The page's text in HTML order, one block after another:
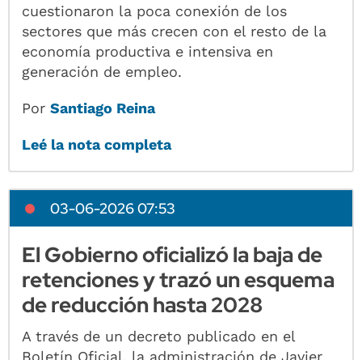
cuestionaron la poca conexión de los
sectores que más crecen con el resto de la
economía productiva e intensiva en
generación de empleo.
PorSantiago Reina
Leé la nota completa
03-06-2026 07:53
El Gobierno oficializó la baja de
retenciones y trazó un esquema
de reducción hasta 2028
A través de un decreto publicado en el
Boletín Oficial, la administración de Javier